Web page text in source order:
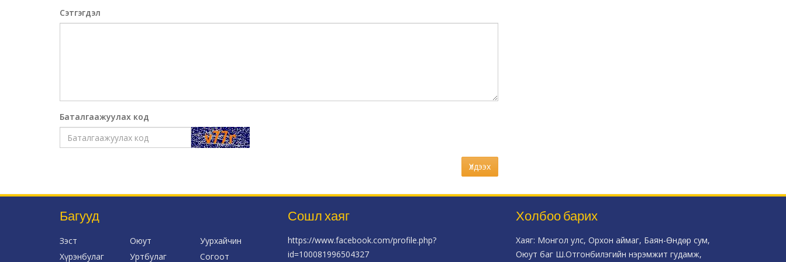
Сэтгэгдэл
Баталгаажуулах код
Үлдээх
Багууд
Зэст Оюут
Уурхайчин
Хүрэнбулаг
Уртбулаг Согоот
Сошл хаяг
https://www.facebook.com/profile.php?
id=100081996504327
Холбоо барих
Хаяг: Монгол улс, Орхон аймаг, Баян-Өндөр сум,
Оюут баг Ш.Отгонбилэгийн нэрэмжит гудамж,